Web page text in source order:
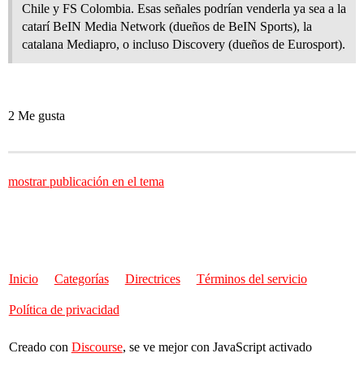
Chile y FS Colombia. Esas señales podrían venderla ya sea a la
catarí BeIN Media Network (dueños de BeIN Sports), la
catalana Mediapro, o incluso Discovery (dueños de Eurosport).
2 Me gusta
mostrar publicación en el tema
Inicio Categorías Directrices Términos del servicio
Política de privacidad
Creado con Discourse, se ve mejor con JavaScript activado